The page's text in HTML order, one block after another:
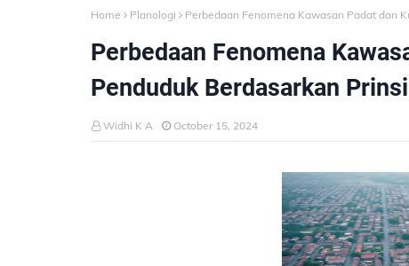
Home Planologi Perbedaan Fenomena Kawasan Padat dan
Perbedaan Fenomena
Penduduk Berdasarkan
Widhi K A October 15, 2024